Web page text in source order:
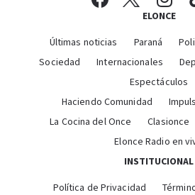
ELONCE
Últimas noticias Paraná
Sociedad
Internacionales
Espectáculos
Haciendo Comunidad
La Cocina del Once
Clasionce
Elonce Radio en
INSTITUCIONAL
Política de Privacidad